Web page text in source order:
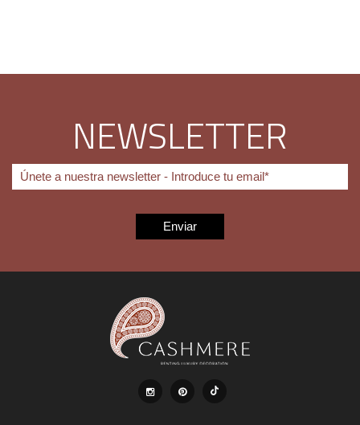
NEWSLETTER